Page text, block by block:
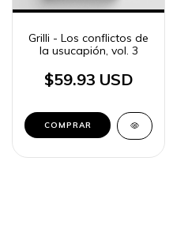
Grilli - Los conflictos de
la usucapión, vol. 3
$59.93 USD
COMPRAR